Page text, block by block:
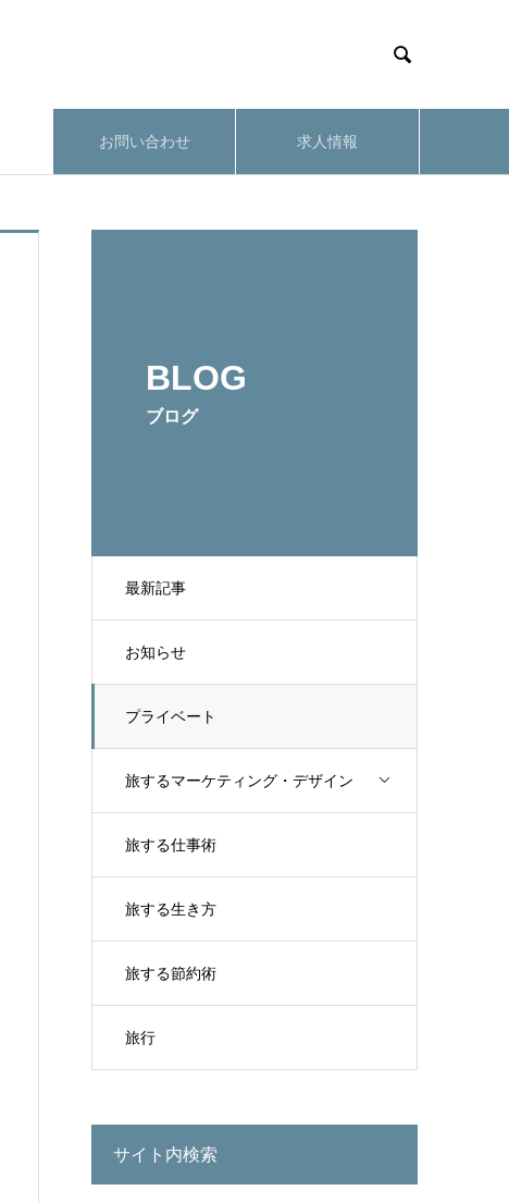

お問い合わせ 求人情報
BLOG
ブログ
最新記事
お知らせ
プライベート
旅するマーケティング・デザイン
旅する仕事術
旅する生き方
旅する節約術
旅行
サイト内検索